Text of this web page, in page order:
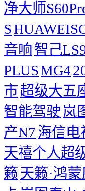
净大师
S
音响智己
PLUSMG4
市超级大五
智能驾驶 岚
产N7海信电
天禧个人超
籁 天籁·鸿